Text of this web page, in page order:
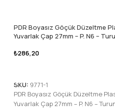
PDR Boyasız Göçük Düzeltme
Yuvarlak Çap 27mm – P. N6 –
₺286,20
SKU: 9771-1
PDR Boyasız Göçük Düzeltme
Yuvarlak Çap 27mm – P. N6 –